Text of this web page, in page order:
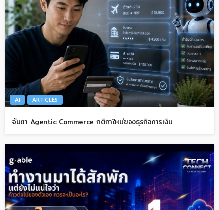
AI ARTICLES
จับตา Agentic Commerce กติกาใหม่ของธุรกิจการเงิน